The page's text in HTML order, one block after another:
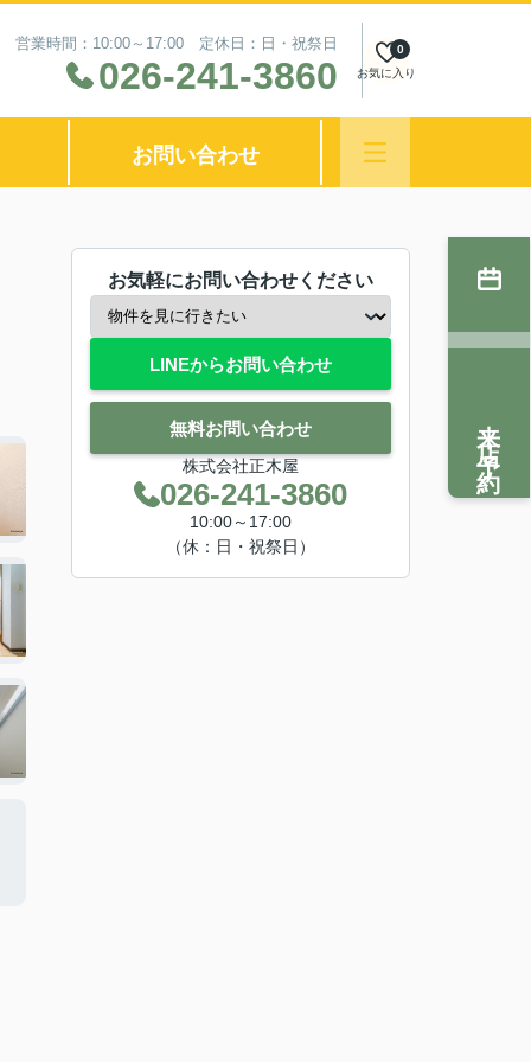
営業時間：10:00～17:00 定休日：日・祝祭日
026-241-3860 お気に入り
0
お問い合わせ
お気軽にお問い合わせください
LINEからお問い合わせ
無料お問い合わせ
株式会社正木屋
026-241-3860
10:00～17:00
（休：日・祝祭日）
来店予約